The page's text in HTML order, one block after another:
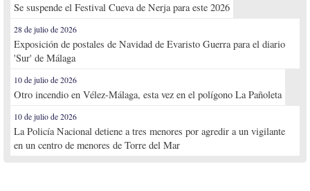
Se suspende el Festival Cueva de Nerja para este 2026
28 de julio de 2026
Exposición de postales de Navidad de Evaristo Guerra para el diario
'Sur' de Málaga
10 de julio de 2026
Otro incendio en Vélez-Málaga, esta vez en el polígono La Pañoleta
10 de julio de 2026
La Policía Nacional detiene a tres menores por agredir a un vigilante
en un centro de menores de Torre del Mar